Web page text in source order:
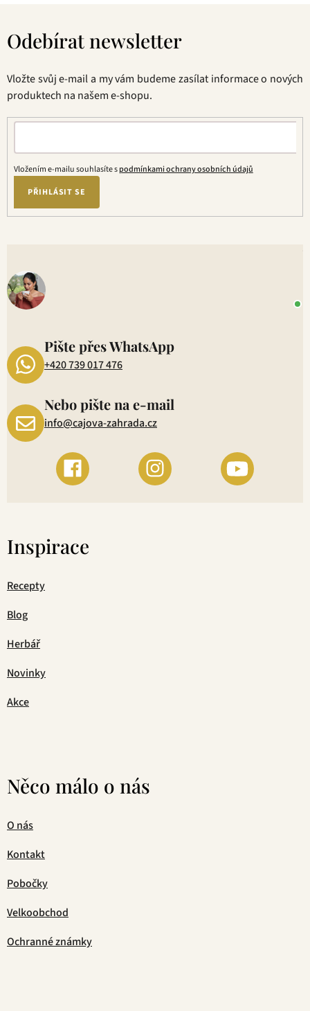
Odebírat newsletter
Vložte svůj e-mail a my vám budeme zasílat informace o nových
produktech na našem e-shopu.
Vložením e-mailu souhlasíte spodmínkami ochrany osobních údajů
PŘIHLÁSIT SE
Pište přes WhatsApp
+420 739 017 476
Nebo pište na e-mail
info@cajova-zahrada.cz
Inspirace
Recepty
Blog
Herbář
Novinky
Akce
Něco málo o nás
O nás
Kontakt
Pobočky
Velkoobchod
Ochranné známky